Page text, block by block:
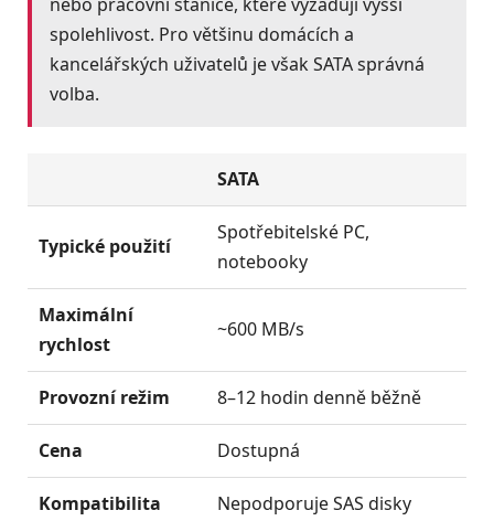
spolehlivost. Pro většinu domácích a
kancelářských uživatelů je však SATA správná
volba.
SATA
Typické použití
Spotřebitelské PC,
notebooky
Maximální
rychlost
~600 MB/s
Provozní režim 8–12 hodin denně běžně
Cena Dostupná
Kompatibilita Nepodporuje SAS disky